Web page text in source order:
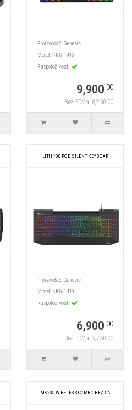
Proizvođač: Genesis
Model: NKG-1916
Raspoloživost:
9,900.00
Bez PDV-a: 8,250.00
LITH 400 RGB SILENT KEYBOAR
Proizvođač: Genesis
Model: NKG-1419
Raspoloživost:
6,900.00
Bez PDV-a: 5,750.00
MK235 WIRELESS COMBO BEŽIČN